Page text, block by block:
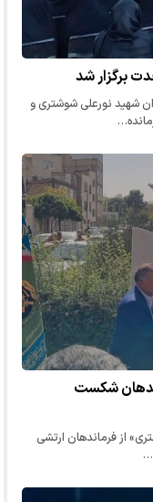
برگزار شد
شهید نورعلی شوشتری و
شکست
از فرماندهان ارتشی